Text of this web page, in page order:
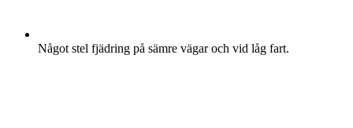
Något stel fjädring på sämre vägar och vid låg fart.